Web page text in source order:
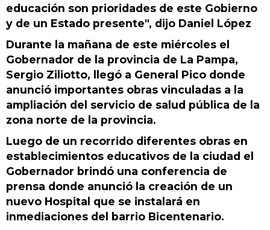
educación son prioridades de este Gobierno
y de un Estado presente", dijo Daniel López
Durante la mañana de este miércoles el
Gobernador de la provincia de La Pampa,
Sergio Ziliotto, llegó a General Pico donde
anunció importantes obras vinculadas a la
ampliación del servicio de salud pública de la
zona norte de la provincia.
Luego de un recorrido diferentes obras en
establecimientos educativos de la ciudad el
Gobernador brindó una conferencia de
prensa donde anunció la creación de un
nuevo Hospital que se instalará en
inmediaciones del barrio Bicentenario.